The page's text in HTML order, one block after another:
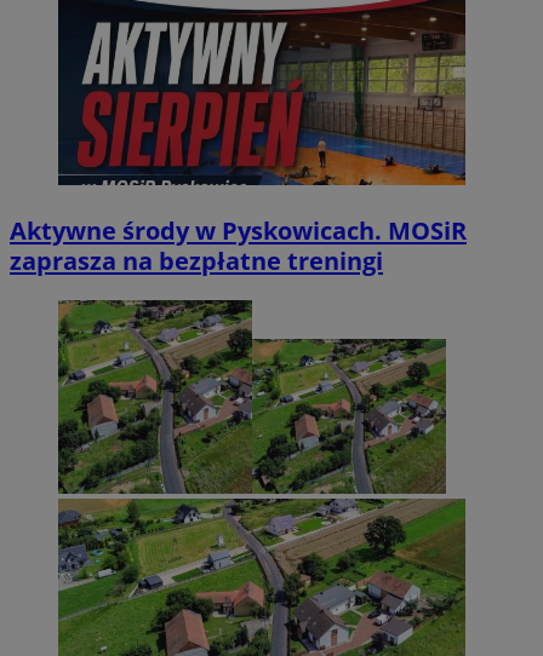
Aktywne środy w Pyskowicach. MOSiR
zaprasza na bezpłatne treningi